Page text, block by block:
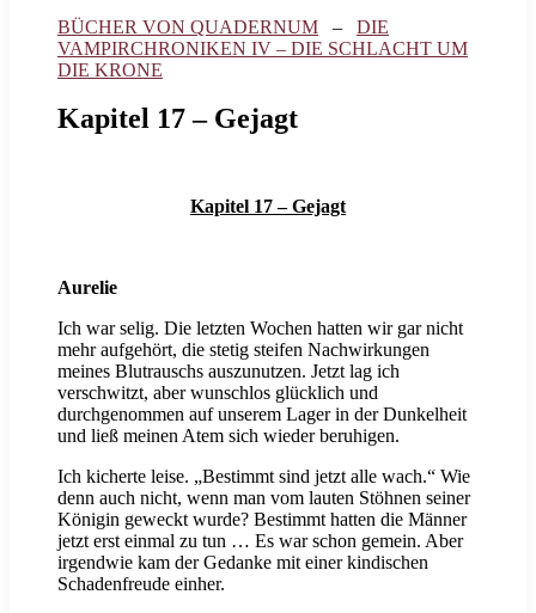
BÜCHER VON QUADERNUM – DIE
VAMPIRCHRONIKEN IV – DIE SCHLACHT UM
DIE KRONE
Kapitel 17 – Gejagt
Kapitel 17 – Gejagt
Aurelie
Ich war selig. Die letzten Wochen hatten wir gar nicht
mehr aufgehört, die stetig steifen Nachwirkungen
meines Blutrauschs auszunutzen. Jetzt lag ich
verschwitzt, aber wunschlos glücklich und
durchgenommen auf unserem Lager in der Dunkelheit
und ließ meinen Atem sich wieder beruhigen.
Ich kicherte leise. „Bestimmt sind jetzt alle wach.“ Wie
denn auch nicht, wenn man vom lauten Stöhnen seiner
Königin geweckt wurde? Bestimmt hatten die Männer
jetzt erst einmal zu tun … Es war schon gemein. Aber
irgendwie kam der Gedanke mit einer kindischen
Schadenfreude einher.